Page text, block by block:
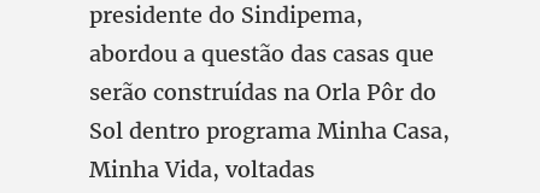
presidente do Sindipema,
abordou a questão das casas que
serão construídas na Orla Pôr do
Sol dentro programa Minha Casa,
Minha Vida, voltadas